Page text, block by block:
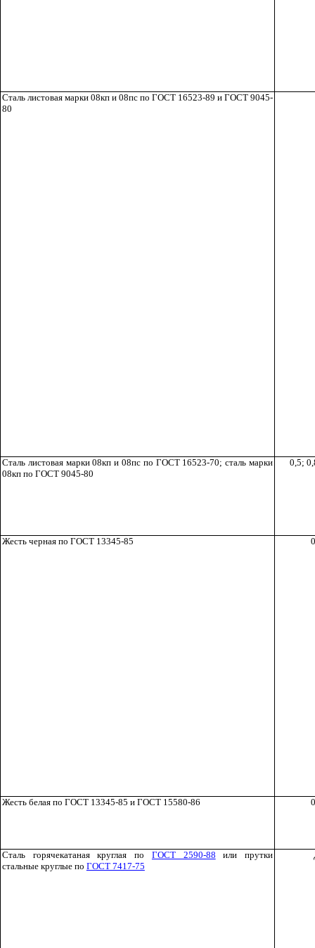
Сталь листовая марки 08кп и 08пс по ГОСТ 16523-89 и ГОСТ 9045-
80
Сталь листовая марки 08кп и 08пс по ГОСТ 16523-70; сталь марки
08кп по ГОСТ 9045-80
0,5;
Жесть черная по ГОСТ 13345-85
Жесть белая по ГОСТ 13345-85 и ГОСТ 15580-86
Сталь горячекатаная круглая по ГОСТ 2590-88 или прутки
стальные круглые по ГОСТ 7417-75